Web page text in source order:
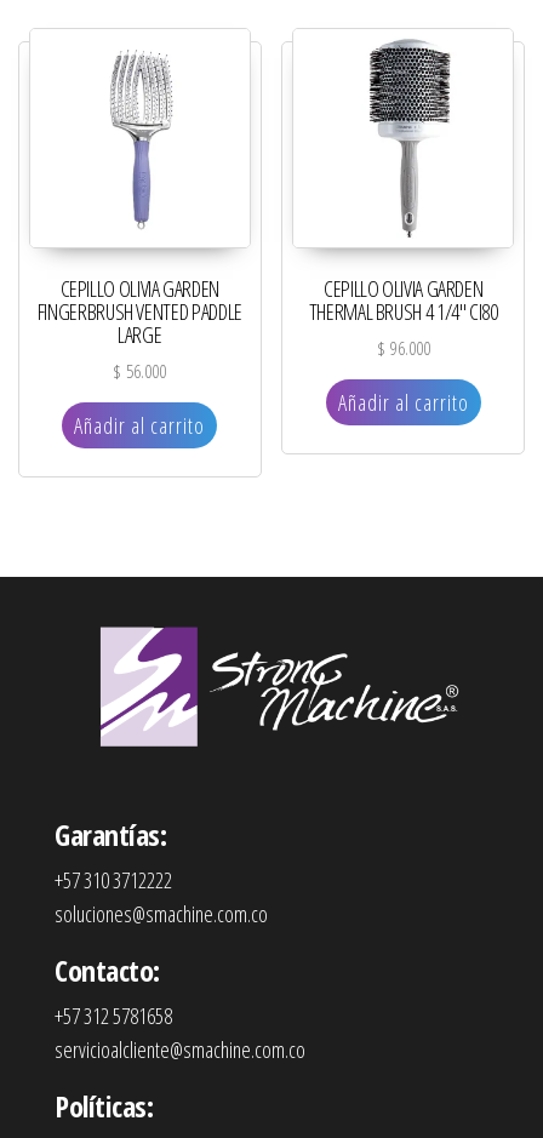
CEPILLO OLIVIA GARDEN
FINGERBRUSH VENTED PADDLE
LARGE
$ 56.000
Añadir al carrito
CEPILLO OLIVIA GARDEN
THERMAL BRUSH 4 1/4″ CI80
$ 96.000
Añadir al carrito
Garantías:
+57 310 3712222
soluciones@smachine.com.co
Contacto:
+57 312 5781658
servicioalcliente@smachine.com.co
Políticas: